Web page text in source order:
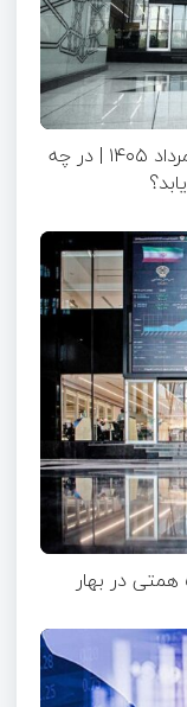
پیش‌بینی بازار سهام امروز سه‌شنبه ۶ مرداد ۱۴۰۵ | در چه